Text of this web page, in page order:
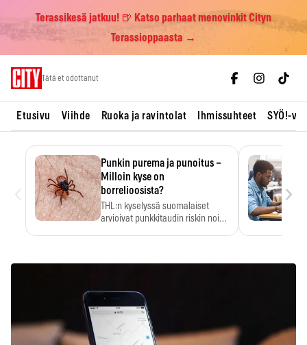
Terassikesä jatkuu! 🍺 Katso parhaat menovinkit Cityn
Terassioppaasta →
Tätä et odottanut
Etusivu Viihde Ruoka ja ravintolat Ihmissuhteet SYÖ!-
Punkin purema ja punoitus –
Milloin kyse on
borrelioosista?
THL:n kyselyssä suomalaiset
arvioivat punkkitaudin riskin noin
›